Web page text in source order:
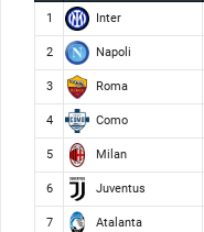
1 Inter
2 Napoli
3 Roma
4 Como
5 Milan
6 Juventus
7 Atalanta